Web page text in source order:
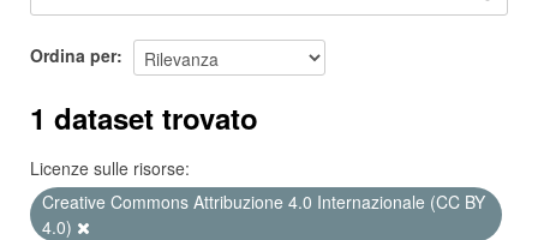
Ordina per
1 dataset trovato
Licenze sulle risorse:
Creative Commons Attribuzione 4.0 Internazionale (CC BY
4.0)